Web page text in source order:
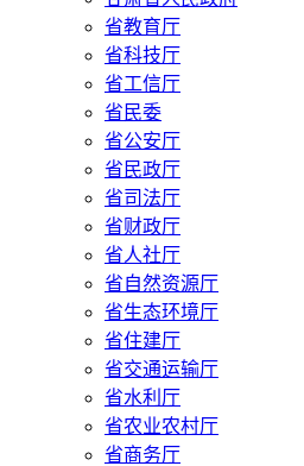
省教育厅
省科技厅
省工信厅
省民委
省公安厅
省民政厅
省司法厅
省财政厅
省人社厅
省自然资源厅
省生态环境厅
省住建厅
省交通运输厅
省水利厅
省农业农村厅
省商务厅